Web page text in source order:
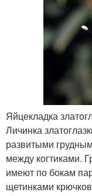
Яйцекладка
Личинка
развитыми
между когтиками.
имеют по бокам
щетинками